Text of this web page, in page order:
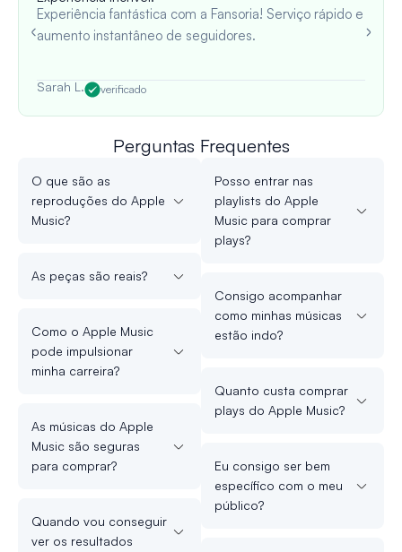
Experiência fantástica com a Fansoria! Serviço rápido e
aumento instantâneo de seguidores.
Sarah L. verificado
Perguntas Frequentes
O que são as
reproduções do Apple
Music?
As peças são reais?
Como o Apple Music
pode impulsionar
minha carreira?
As músicas do Apple
Music são seguras
para comprar?
Quando vou conseguir
ver os resultados
Posso entrar nas
playlists do Apple
Music para comprar
plays?
Consigo acompanhar
como minhas músicas
estão indo?
Quanto custa comprar
plays do Apple Music?
Eu consigo ser bem
específico com o meu
público?